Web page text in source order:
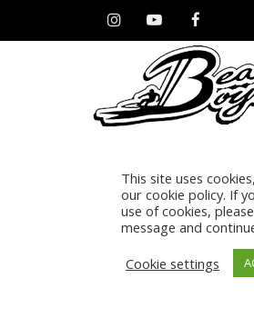
Facebook
YouTube
Instagram